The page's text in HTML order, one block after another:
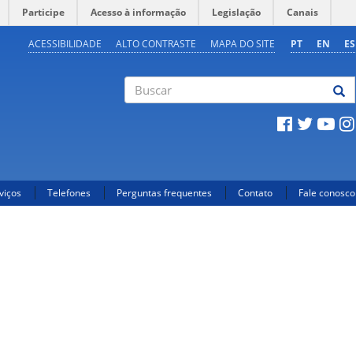
Participe Acesso à informação Legislação Canais
PT EN ES
ACESSIBILIDADE ALTO CONTRASTE MAPA DO SITE
Telefones Perguntas frequentes Contato Fale conosco